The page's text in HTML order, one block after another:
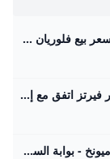
وسط منافسة الكبار.. باير ليفركوزن يُحدد سعر بيع فلوريان فيرتز صحيفة الوطن حدد مسئولو نادي باير ليفركوزن الألماني سعر بيع فلوريان فيرتز، لاعب خط وسط الفريق الأول لكرة القدم بالنادي، في الميركاتو الصيفي المقبل، وذلك في ظل وجود منافسة مشتعلة بين كبار الأندية الأوروبية… {{ article.article_subtitle }} {{ authorName() }} {{ article.author_description }} {{ article.formatted_date }}epa11762162 Florian Wirtz of Leverkusen celebrates after scoring the 1-0 lead during the German Bundesliga soccer match between Bayer 04 Leverkusen and FC St. Pauli in Leverkusen, Germany, 07 December 2024.
فيرتز يختار وجهته القادمة لكن! النهار فيرتز اتفق مع إدارة بايرن ميونيخ الجريدة مواقعنا لبنان عربي بودكاست تسجيل الدخول اشترك - الرئيسية عيش لبنان اقتصاد وأعمال تحقيقات مقالات كتاب النهار آراء منبر كتاب النهار 29-08-2025 | 05:37 استعادة النظام السوري السجناء واللاجئين معاً مؤشّر لنية بناء دولة كتاب النهار 29-08-2025 | 05:30 أيّ رسائل مخفيّة لحراك “حزب الله” السياسي المكثّف؟ رياضة كرة قدم كرة سلة كرة مضرب رياضة ميكانيكية ألعاب قتالية الغولف رياضات أخرى رياضة 29-08-2025 | 06:25 شربل أبو خطار لـ"النهار": الرياضة دواء ومفتاح النجاح الدراسي رياضة 28-08-2025 | 17:06 ازدواج الجنسية… أزمة مستمرّة لنجوم كرة القدم
فيرتز يكشف سبب لماذا فضل ليفربول على بايرن ميونخ - بوابة السعودية نيوز يحاول الفريق بناء نفسه بشكل قوي ليكون قادراً على المنافسة على أعلى مستوى تحت قيادة المدرب آرني سلوت وقد أظهر الفريق أداءً مميزاً في سوق الانتقالات هذا الصيف، انتقال اللاعب إلى ليفربول يمثل تحدياً كبيراً بالنسبة له، حيث قال: “لقد كانت خطوة أصعب أن أترك هذا المحيط وأذهب لبلد آخر مع كل ما يتضمنه من تغييرات وألعب في دوري جديد بأسلوب لعب مختلف”. اختيار واعٍ أضاف اللاعب: “لقد انتقلت لتحدي أكبر، تحدي اخترت خوضه بوعي من أجل أن أنجح وأصبح لاعباً أفضل , لقد اخترت الانتقال إلى ليفربول كقرار واعٍ بالنسبة لي كي أصبح أفضل”.